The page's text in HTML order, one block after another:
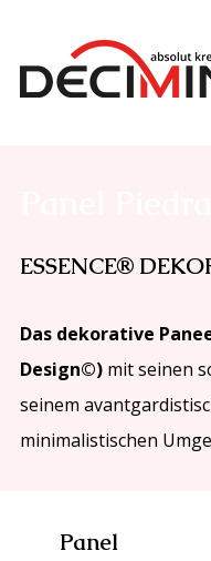
ESSENCE®
Das dekorative
Design©) mit seinen
seinem
minimalistischen
Panel